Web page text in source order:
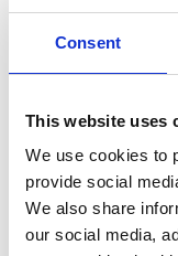
Consent
This website uses
We use cookies to
provide social
We also share
our social media,
Que puis-je
d’imprimante. Et
agrafes, les
documents tels